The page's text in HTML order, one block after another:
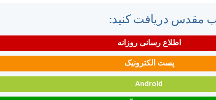
مقدس دریافت کنید:
اطلاع رسانی روزانه
پست الکترونیک
Android